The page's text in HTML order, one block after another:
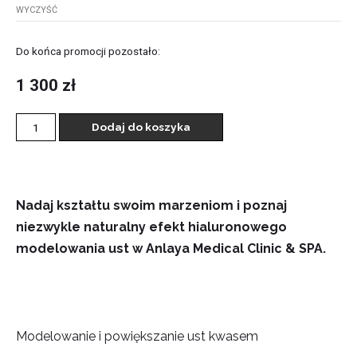
WYCZYŚĆ
Do końca promocji pozostało:
1 300 zł
Dodaj do koszyka
Nadaj kształtu swoim marzeniom i poznaj
niezwykle naturalny efekt hialuronowego
modelowania ust w Anlaya Medical Clinic & SPA.
Modelowanie i powiększanie ust kwasem